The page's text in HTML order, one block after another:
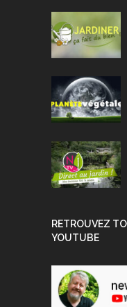
RETROUVEZ
YOUTUBE